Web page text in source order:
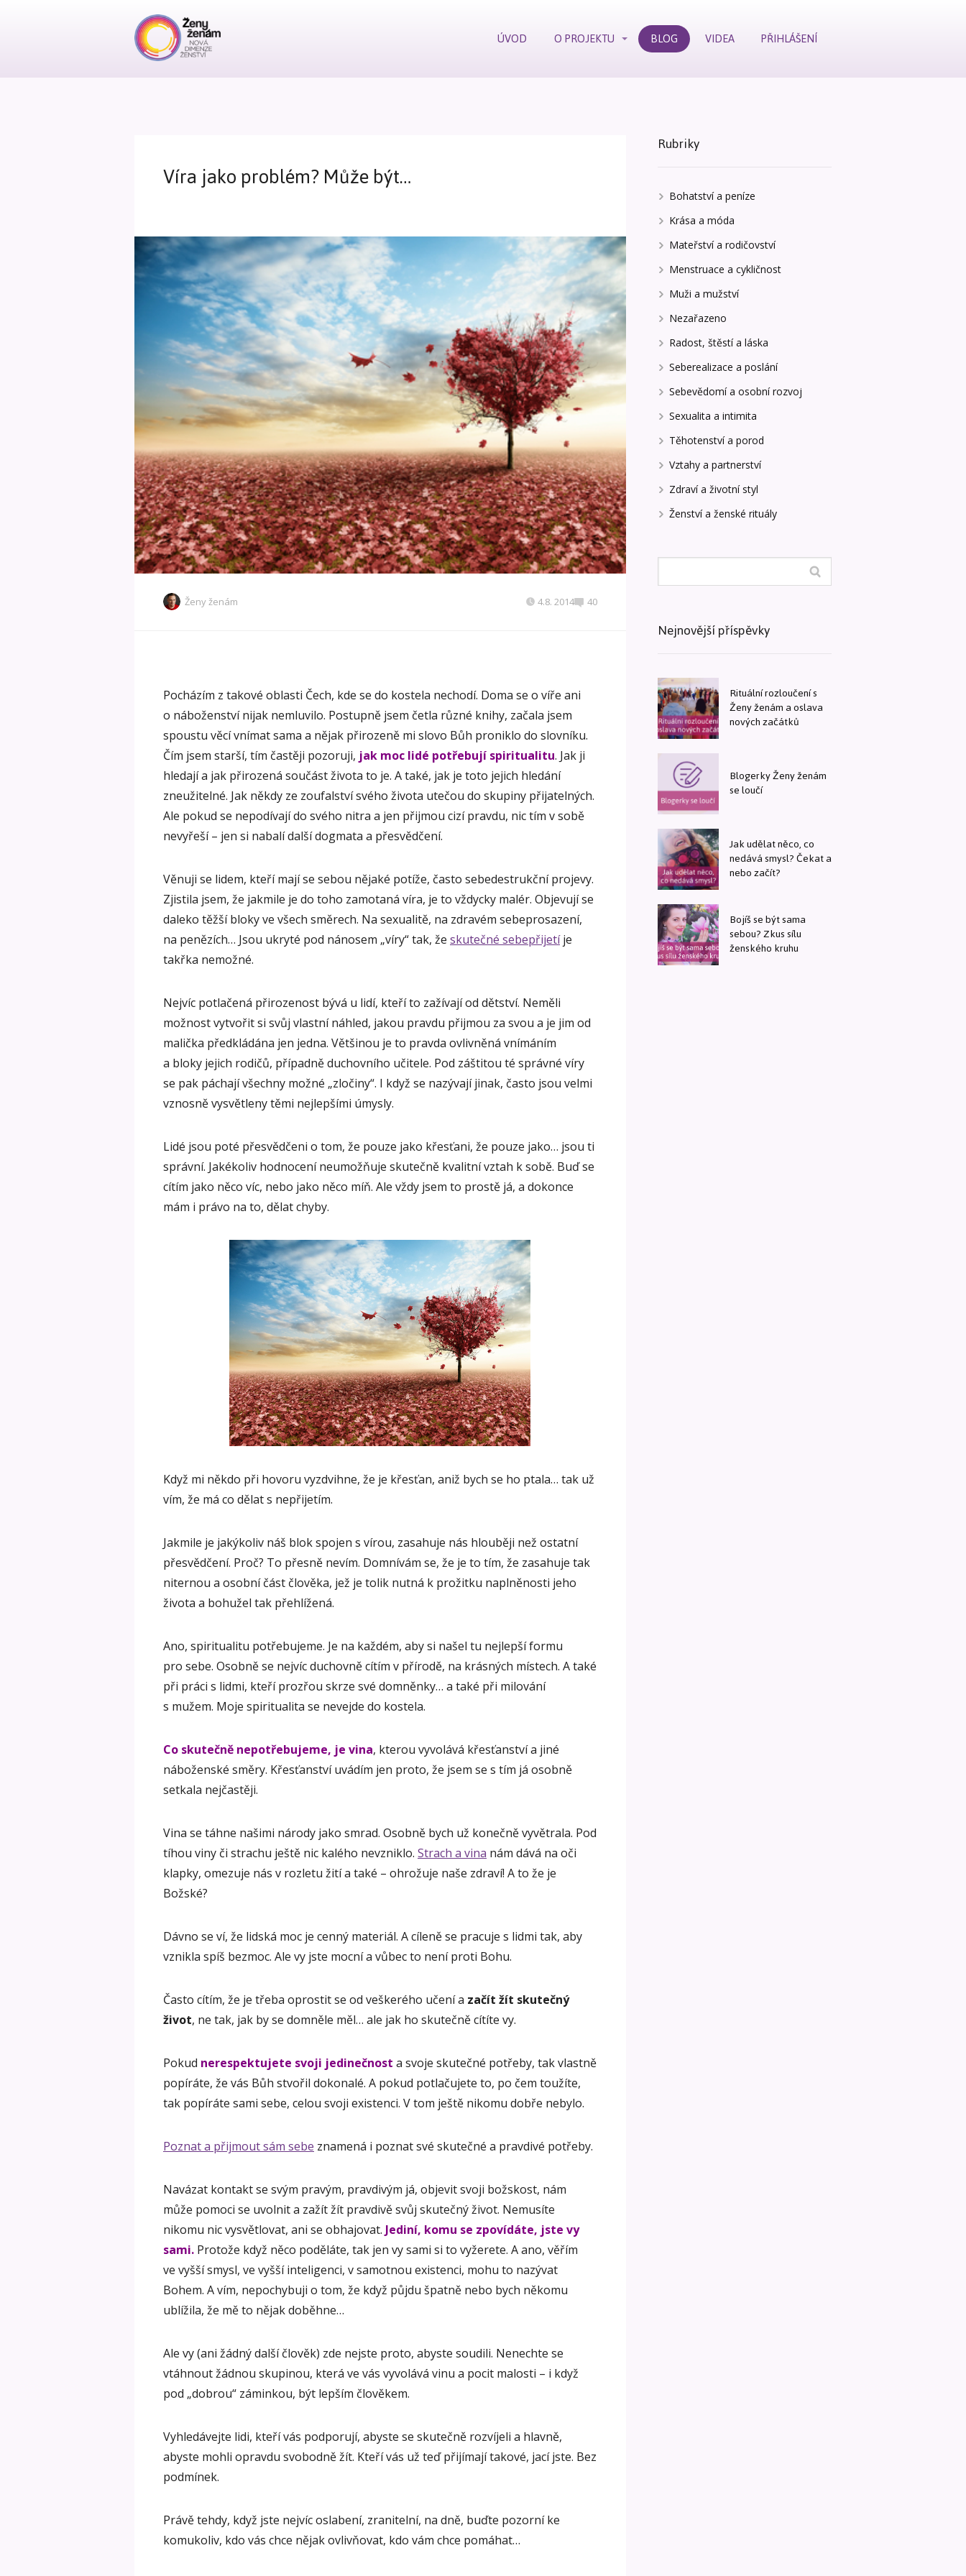
ÚVOD O PROJEKTU BLOG VIDEA PŘIHLÁŠENÍ
Víra jako problém? Může být…
Ženy ženám 4.8. 2014 40
Pocházím z takové oblasti Čech, kde se do kostela nechodí. Doma se o víře ani
o náboženství nijak nemluvilo. Postupně jsem četla různé knihy, začala jsem
spoustu věcí vnímat sama a nějak přirozeně mi slovo Bůh proniklo do slovníku.
Čím jsem starší, tím častěji pozoruji, jak moc lidé potřebují spiritualitu. Jak ji
hledají a jak přirozená součást života to je. A také, jak je toto jejich hledání
zneužitelné. Jak někdy ze zoufalství svého života utečou do skupiny přijatelných.
Ale pokud se nepodívají do svého nitra a jen přijmou cizí pravdu, nic tím v sobě
nevyřeší – jen si nabalí další dogmata a přesvědčení.
Věnuji se lidem, kteří mají se sebou nějaké potíže, často sebedestrukční projevy.
Zjistila jsem, že jakmile je do toho zamotaná víra, je to vždycky malér. Objevují se
daleko těžší bloky ve všech směrech. Na sexualitě, na zdravém sebeprosazení,
na penězích… Jsou ukryté pod nánosem „víry“ tak, že skutečné sebepřijetíje
takřka nemožné.
Nejvíc potlačená přirozenost bývá u lidí, kteří to zažívají od dětství. Neměli
možnost vytvořit si svůj vlastní náhled, jakou pravdu přijmou za svou a je jim od
malička předkládána jen jedna. Většinou je to pravda ovlivněná vnímáním
a bloky jejich rodičů, případně duchovního učitele. Pod záštitou té správné víry
se pak páchají všechny možné „zločiny“. I když se nazývají jinak, často jsou velmi
vznosně vysvětleny těmi nejlepšími úmysly.
Lidé jsou poté přesvědčeni o tom, že pouze jako křesťani, že pouze jako… jsou ti
správní. Jakékoliv hodnocení neumožňuje skutečně kvalitní vztah k sobě. Buď se
cítím jako něco víc, nebo jako něco míň. Ale vždy jsem to prostě já, a dokonce
mám i právo na to, dělat chyby.
Když mi někdo při hovoru vyzdvihne, že je křesťan, aniž bych se ho ptala… tak už
vím, že má co dělat s nepřijetím.
Jakmile je jakýkoliv náš blok spojen s vírou, zasahuje nás hlouběji než ostatní
přesvědčení. Proč? To přesně nevím. Domnívám se, že je to tím, že zasahuje tak
niternou a osobní část člověka, jež je tolik nutná k prožitku naplněnosti jeho
života a bohužel tak přehlížená.
Ano, spiritualitu potřebujeme. Je na každém, aby si našel tu nejlepší formu
pro sebe. Osobně se nejvíc duchovně cítím v přírodě, na krásných místech. A také
při práci s lidmi, kteří prozřou skrze své domněnky… a také při milování
s mužem. Moje spiritualita se nevejde do kostela.
Co skutečně nepotřebujeme, je vina, kterou vyvolává křesťanství a jiné
náboženské směry. Křesťanství uvádím jen proto, že jsem se s tím já osobně
setkala nejčastěji.
Vina se táhne našimi národy jako smrad. Osobně bych už konečně vyvětrala. Pod
tíhou viny či strachu ještě nic kalého nevzniklo. Strach a vina nám dává na oči
klapky, omezuje nás v rozletu žití a také – ohrožuje naše zdraví! A to že je
Božské?
Dávno se ví, že lidská moc je cenný materiál. A cíleně se pracuje s lidmi tak, aby
vznikla spíš bezmoc. Ale vy jste mocní a vůbec to není proti Bohu.
Často cítím, že je třeba oprostit se od veškerého učení a začít žít skutečný
život, ne tak, jak by se domněle měl… ale jak ho skutečně cítíte vy.
Pokud nerespektujete svoji jedinečnost a svoje skutečné potřeby, tak vlastně
popíráte, že vás Bůh stvořil dokonalé. A pokud potlačujete to, po čem toužíte,
tak popíráte sami sebe, celou svoji existenci. V tom ještě nikomu dobře nebylo.
Poznat a přijmout sám sebe znamená i poznat své skutečné a pravdivé potřeby.
Navázat kontakt se svým pravým, pravdivým já, objevit svoji božskost, nám
může pomoci se uvolnit a zažít žít pravdivě svůj skutečný život. Nemusíte
nikomu nic vysvětlovat, ani se obhajovat. Jediní, komu se zpovídáte, jste vy
sami. Protože když něco poděláte, tak jen vy sami si to vyžerete. A ano, věřím
ve vyšší smysl, ve vyšší inteligenci, v samotnou existenci, mohu to nazývat
Bohem. A vím, nepochybuji o tom, že když půjdu špatně nebo bych někomu
ublížila, že mě to nějak doběhne…
Ale vy (ani žádný další člověk) zde nejste proto, abyste soudili. Nenechte se
vtáhnout žádnou skupinou, která ve vás vyvolává vinu a pocit malosti – i když
pod „dobrou“ záminkou, být lepším člověkem.
Vyhledávejte lidi, kteří vás podporují, abyste se skutečně rozvíjeli a hlavně,
abyste mohli opravdu svobodně žít. Kteří vás už teď přijímají takové, jací jste. Bez
podmínek.
Právě tehdy, když jste nejvíc oslabení, zranitelní, na dně, buďte pozorní ke
komukoliv, kdo vás chce nějak ovlivňovat, kdo vám chce pomáhat…
Rubriky
Bohatství a peníze
Krása a móda
Mateřství a rodičovství
Menstruace a cykličnost
Muži a mužství
Nezařazeno
Radost, štěstí a láska
Seberealizace a poslání
Sebevědomí a osobní rozvoj
Sexualita a intimita
Těhotenství a porod
Vztahy a partnerství
Zdraví a životní styl
Ženství a ženské rituály
Nejnovější příspěvky
Rituální rozloučení s
Ženy ženám a oslava
nových začátků
Blogerky Ženy ženám
se loučí
Jak udělat něco, co
nedává smysl? Čekat a
nebo začít?
Bojíš se být sama
sebou? Zkus sílu
ženského kruhu